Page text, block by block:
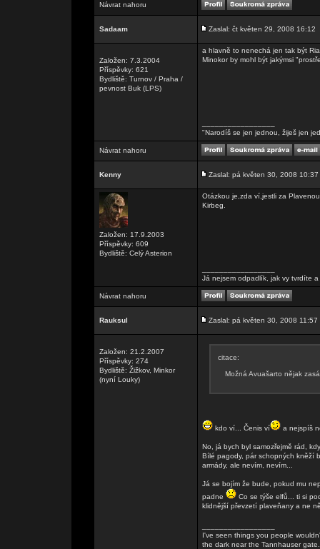
Návrat nahoru
Sadaam Zaslal: čt květen 29, 2008 16:12
Založen: 7.3.2004
Příspěvky: 621
Bydliště: Turnov / Praha /
pevnost Buk (LPS)
a hlavně to nenechá jen tak být
Minokor by mohl být jakýmsi
"Narodíš se jen jednou, žiješ jen
Návrat nahoru
Kenny Zaslal: pá květen 30, 2008 10:37
Založen: 17.9.2003
Příspěvky: 609
Bydliště: Celý Asterion
Otázkou je,zda ví,jestli za
Kirbeg.
Já nejsem odpadlík, jak vy tvrdíte
Návrat nahoru
Rauksul Zaslal: pá květen 30, 2008 11:57
Založen: 21.2.2007
Příspěvky: 274
Bydliště: Žižkov, Minkor
(nyní Louky)
citace:
Možná Avuašarto nějak
kdo ví... Čenis ví a nejspíš
No, já bych byl samozřejmě rád,
Bílé pagody, pár schopných kněží
armády, ale nevím, nevím...
Já se bojím že bude, pokud mu
padne
Co se týše elfů... ti si
klidnější převzetí plaveňany a ne
I've seen things you people
the dark near the Tannhauser